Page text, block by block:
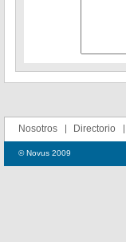
Nosotros Directorio
© Novus 2009